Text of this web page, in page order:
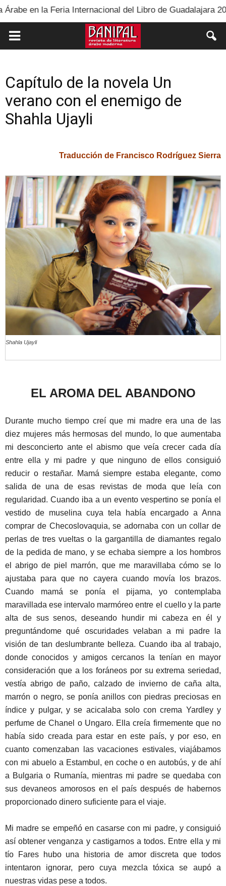
Internacional del Libro de Guadalajara 2025
Capítulo de la novela Un
verano con el enemigo de
Shahla Ujayli
Traducción de Francisco Rodríguez Sierra
Shahla Ujayli
EL AROMA DEL ABANDONO
Durante mucho tiempo creí que mi madre era una de las
diez mujeres más hermosas del mundo, lo que aumentaba
mi desconcierto ante el abismo que veía crecer cada día
entre ella y mi padre y que ninguno de ellos consiguió
reducir o restañar. Mamá siempre estaba elegante, como
salida de una de esas revistas de moda que leía con
regularidad. Cuando iba a un evento vespertino se ponía el
vestido de muselina cuya tela había encargado a Anna
comprar de Checoslovaquia, se adornaba con un collar de
perlas de tres vueltas o la gargantilla de diamantes regalo
de la pedida de mano, y se echaba siempre a los hombros
el abrigo de piel marrón, que me maravillaba cómo se lo
ajustaba para que no cayera cuando movía los brazos.
Cuando mamá se ponía el pijama, yo contemplaba
maravillada ese intervalo marmóreo entre el cuello y la parte
alta de sus senos, deseando hundir mi cabeza en él y
preguntándome qué oscuridades velaban a mi padre la
visión de tan deslumbrante belleza. Cuando iba al trabajo,
donde conocidos y amigos cercanos la tenían en mayor
consideración que a los foráneos por su extrema seriedad,
vestía abrigo de paño, calzado de invierno de caña alta,
marrón o negro, se ponía anillos con piedras preciosas en
índice y pulgar, y se acicalaba solo con crema Yardley y
perfume de Chanel o Ungaro. Ella creía firmemente que no
había sido creada para estar en este país, y por eso, en
cuanto comenzaban las vacaciones estivales, viajábamos
con mi abuelo a Estambul, en coche o en autobús, y de ahí
a Bulgaria o Rumanía, mientras mi padre se quedaba con
sus devaneos amorosos en el país después de habernos
proporcionado dinero suficiente para el viaje.
Mi madre se empeñó en casarse con mi padre, y consiguió
así obtener venganza y castigarnos a todos. Entre ella y mi
tío Fares hubo una historia de amor discreta que todos
intentaron ignorar, pero cuya mezcla tóxica se aupó a
nuestras vidas pese a todos.